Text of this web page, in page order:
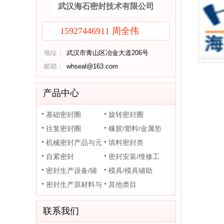
武汉海石密封技术有限公司
15927446911 周全伟
地址：
武汉市青山区冶金大道206号
邮箱：
whseal@163.com
产品中心
基础密封圈
旋转密封圈
往复密封圈
橡胶/塑料/金属垫
片
机械密封产品与元
件
填料密封类
自紧密封
密封安装/维修工
具
密封生产设备/辅
助装置
模具/模具辅助
密封生产原材料与
其他类目
联系我们